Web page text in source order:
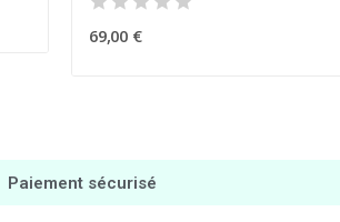
69,00 €
Paiement sécurisé